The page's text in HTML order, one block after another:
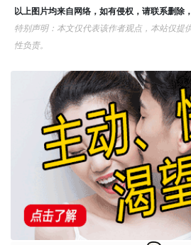
以上图片均来自网络，如有侵权，请联系删除
特别声明：本文仅代表该作者观点，本站仅提
性负责。